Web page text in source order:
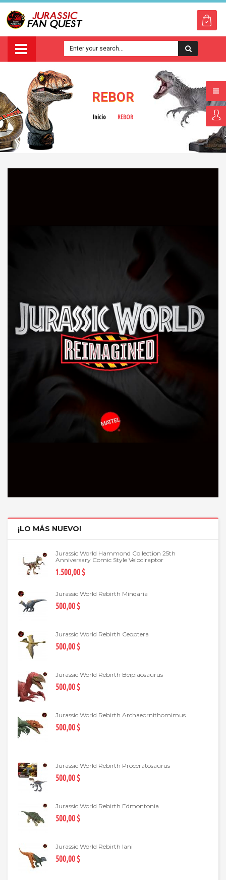
REBOR
Inicio REBOR
¡LO MÁS NUEVO!
Jurassic World Hammond Collection 25th
Anniversary Comic Style Velociraptor
1.500,00 $
Jurassic World Rebirth Minqaria
500,00 $
Jurassic World Rebirth Ceoptera
500,00 $
Jurassic World Rebirth Beipiaosaurus
500,00 $
Jurassic World Rebirth Archaeornithomimus
500,00 $
Jurassic World Rebirth Proceratosaurus
500,00 $
Jurassic World Rebirth Edmontonia
500,00 $
Jurassic World Rebirth Iani
500,00 $